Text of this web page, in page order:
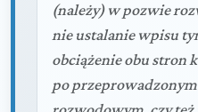
(należy) w pozwie
nie ustalanie wpisu
obciążenie obu stron
po